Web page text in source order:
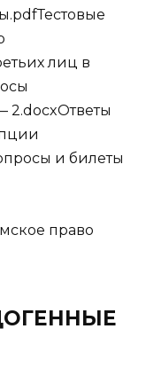
лиц в
и билеты
право